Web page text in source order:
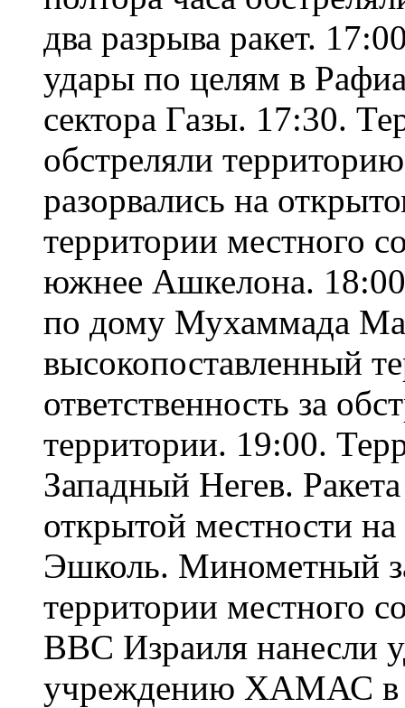
два разрыва ракет.
удары по целям в
сектора Газы. 17:30.
обстреляли
разорвались на
территории местного
южнее Ашкелона.
по дому Мухаммада
высокопоставленный
ответственность за
территории. 19:00.
Западный Негев.
открытой местности
Эшколь. Минометный
территории местного
ВВС Израиля нанесли
учреждению ХАМАС в